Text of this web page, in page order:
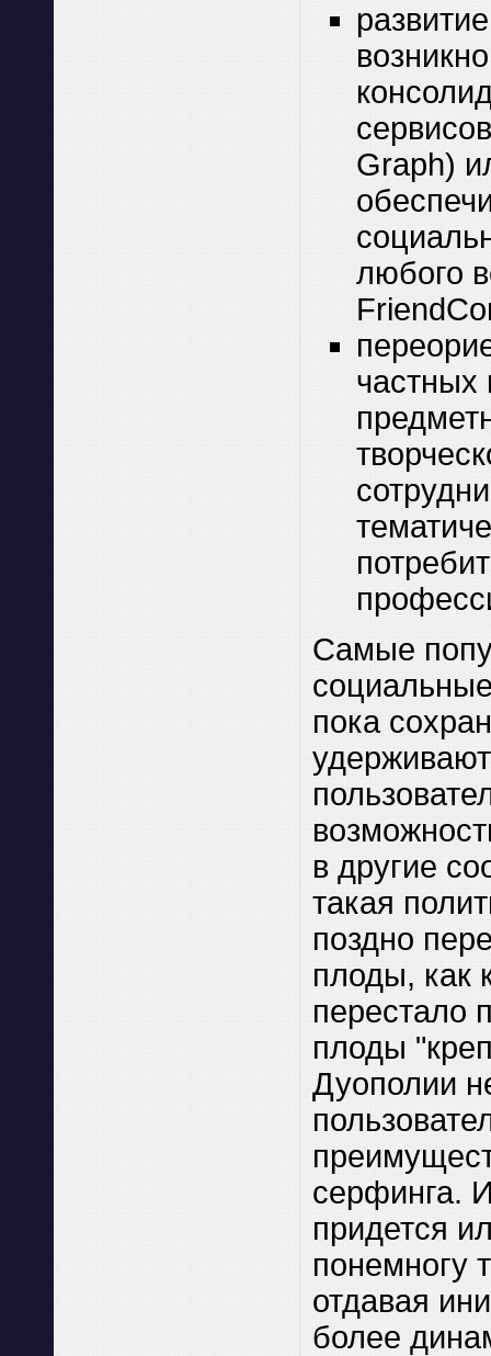
Graph)
любого
частных
Самые
пока
в другие
такая
поздно
плоды, как
перестало
плоды
Дуополии
серфинга.
придется
понемногу
отдавая
более